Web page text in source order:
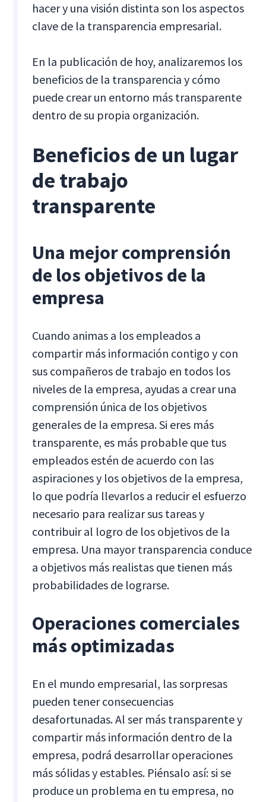
hacer y una visión distinta son los aspectos
clave de la transparencia empresarial.
En la publicación de hoy, analizaremos los
beneficios de la transparencia y cómo
puede crear un entorno más transparente
dentro de su propia organización.
Beneficios de un lugar
de trabajo
transparente
Una mejor comprensión
de los objetivos de la
empresa
Cuando animas a los empleados a
compartir más información contigo y con
sus compañeros de trabajo en todos los
niveles de la empresa, ayudas a crear una
comprensión única de los objetivos
generales de la empresa. Si eres más
transparente, es más probable que tus
empleados estén de acuerdo con las
aspiraciones y los objetivos de la empresa,
lo que podría llevarlos a reducir el esfuerzo
necesario para realizar sus tareas y
contribuir al logro de los objetivos de la
empresa. Una mayor transparencia conduce
a objetivos más realistas que tienen más
probabilidades de lograrse.
Operaciones comerciales
más optimizadas
En el mundo empresarial, las sorpresas
pueden tener consecuencias
desafortunadas. Al ser más transparente y
compartir más información dentro de la
empresa, podrá desarrollar operaciones
más sólidas y estables. Piénsalo así: si se
produce un problema en tu empresa, no